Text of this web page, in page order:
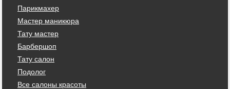
Парикмахер
Мастер маникюра
Тату мастер
Барбершоп
Тату салон
Подолог
Все салоны красоты